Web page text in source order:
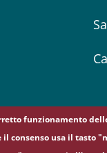
funzionamento
consenso usa il tasto